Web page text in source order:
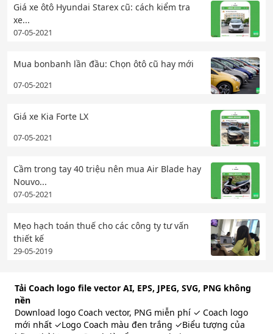
Giá xe ôtô Hyundai Starex cũ: cách kiểm tra
xe...
07-05-2021
Mua bonbanh lần đầu: Chọn ôtô cũ hay mới
07-05-2021
Giá xe Kia Forte LX
07-05-2021
Cầm trong tay 40 triệu nên mua Air Blade hay
Nouvo...
07-05-2021
Mẹo hạch toán thuế cho các công ty tư vấn
thiết kế
29-05-2019
Tải Coach logo file vector AI, EPS, JPEG, SVG, PNG không
nền
Download logo Coach vector, PNG miễn phí ✓ Coach logo
mới nhất ✓Logo Coach màu đen trắng ✓Biểu tượng của